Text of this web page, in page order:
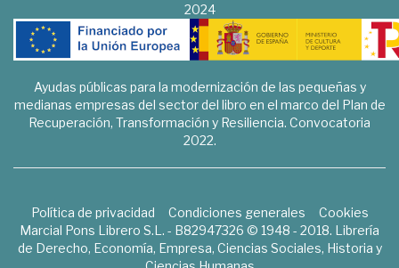
2024
Ayudas públicas para la modernización de las pequeñas y
medianas empresas del sector del libro en el marco del Plan de
Recuperación, Transformación y Resiliencia. Convocatoria
2022.
Política de privacidad Condiciones generales
Cookies
Marcial Pons Librero S.L. - B82947326 © 1948 - 2018. Librería
de Derecho, Economía, Empresa, Ciencias Sociales, Historia y